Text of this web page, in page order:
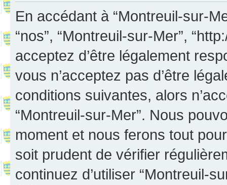
En accédant à “Montreuil-sur-
“nos”, “Montreuil-sur-Mer”,
acceptez d’être légalement
vous n’acceptez pas d’être
conditions suivantes, alors
“Montreuil-sur-Mer”. Nous
moment et nous ferons tout
soit prudent de vérifier
continuez d’utiliser “Montreuil-